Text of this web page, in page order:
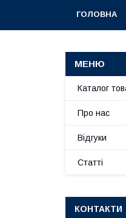
ГОЛОВНА
Каталог
Про нас
Відгуки
Статті
КОНТАКТИ